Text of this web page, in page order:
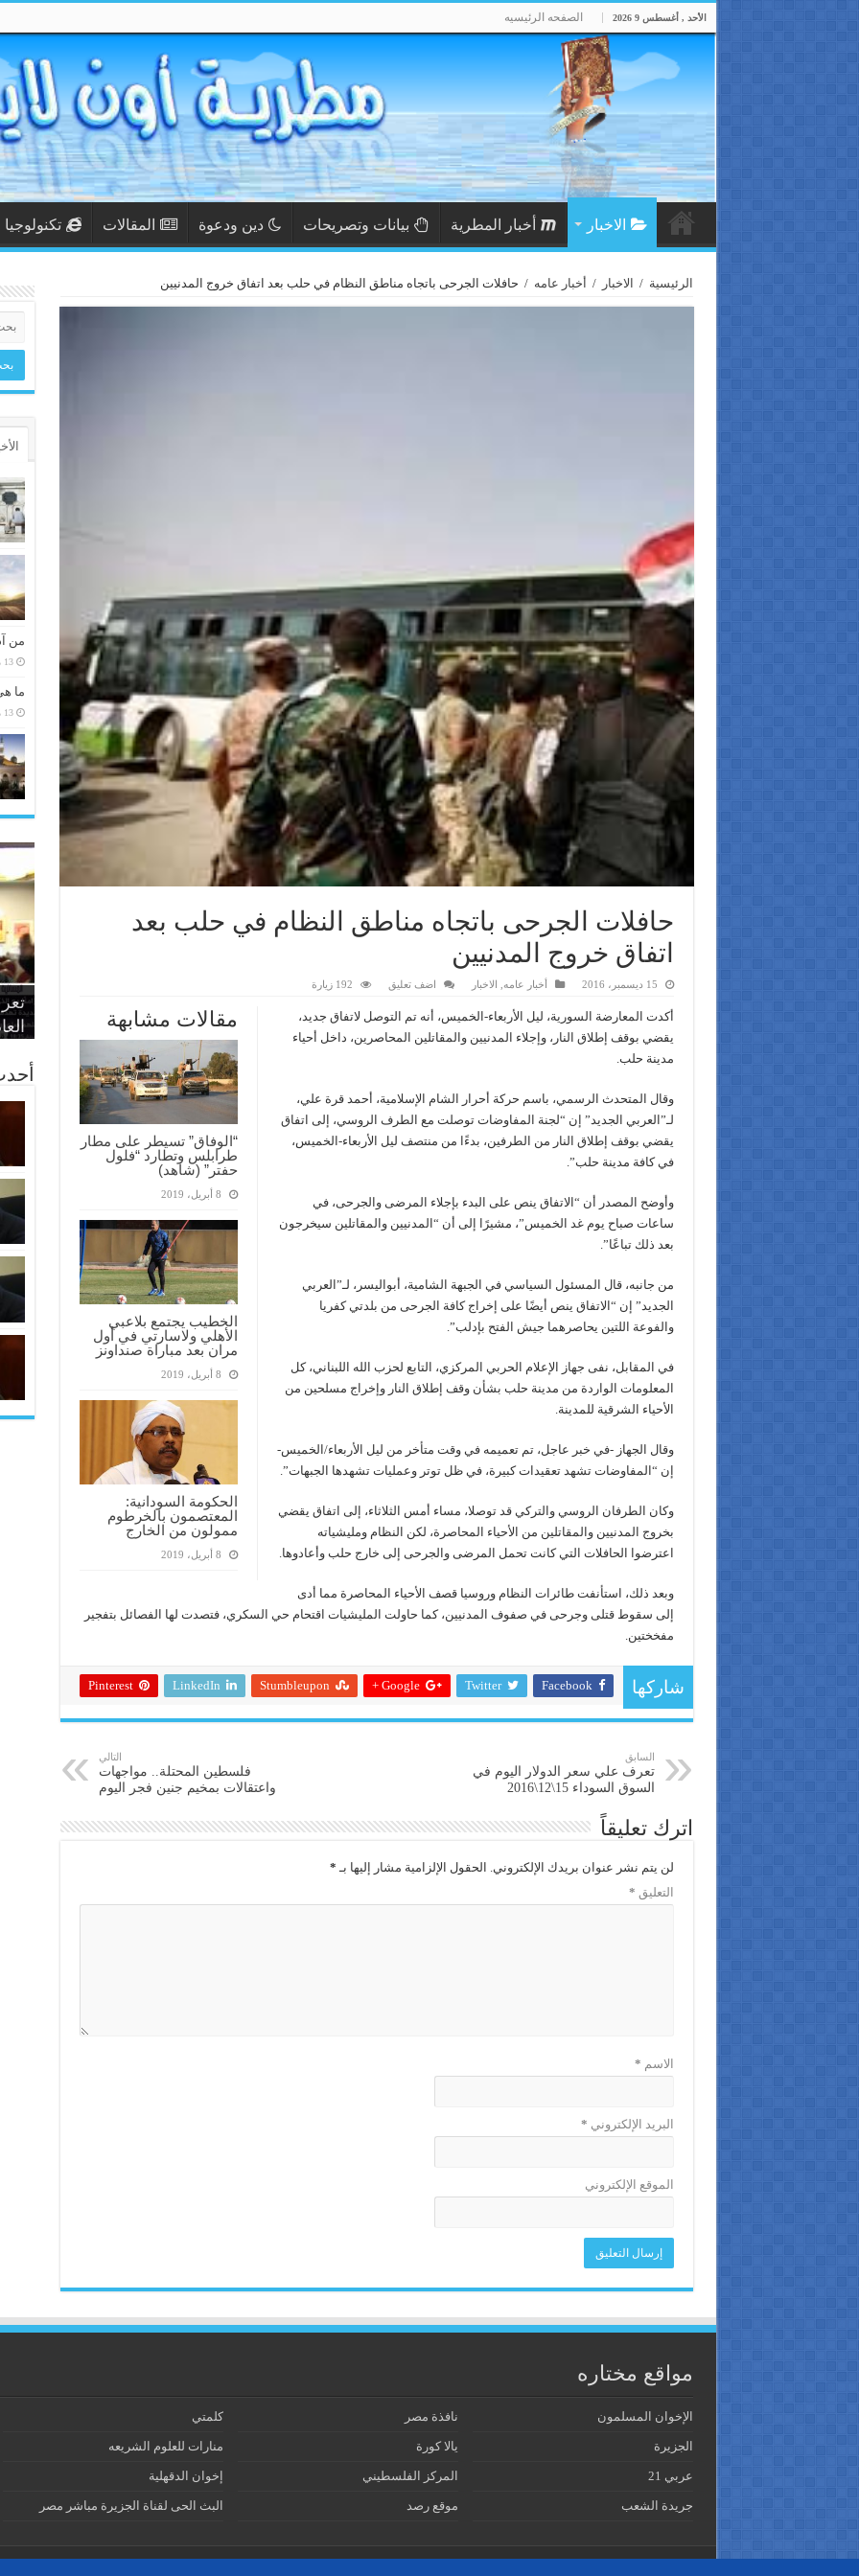
الأحد , أغسطس 9 2026 الصفحه الرئيسيه
الاخبار أخبار المطرية بيانات وتصريحات دين ودعوة المقالات تكنولوجيا
الرئيسية / الاخبار / أخبار عامه / حافلات الجرحى باتجاه مناطق النظام في حلب بعد اتفاق خروج المدنيين
حافلات الجرحى باتجاه مناطق النظام في حلب بعد
اتفاق خروج المدنيين
15 ديسمبر، 2016 أخبار عامه الاخبار اضف تعليق 192 زيارة
مقالات مشابهة
“الوفاق” تسيطر على مطار
طرابلس وتطارد “فلول
حفتر” (شاهد)
8 أبريل، 2019
الخطيب يجتمع بلاعبي
الأهلي ولاسارتي في أول
مران بعد مباراة صنداونز
8 أبريل، 2019
الحكومة السودانية:
المعتصمون بالخرطوم
ممولون من الخارج
8 أبريل، 2019
أكدت المعارضة السورية، ليل الأربعاء-الخميس، أنه تم التوصل لاتفاق جديد،
يقضي بوقف إطلاق النار، وإجلاء المدنيين والمقاتلين المحاصرين، داخل أحياء
مدينة حلب.
وقال المتحدث الرسمي، باسم حركة أحرار الشام الإسلامية، أحمد قرة علي،
لـ”العربي الجديد” إن “لجنة المفاوضات توصلت مع الطرف الروسي، إلى اتفاق
يقضي بوقف إطلاق النار من الطرفين، بدءًا من منتصف ليل الأربعاء-الخميس،
في كافة مدينة حلب”.
وأوضح المصدر أن “الاتفاق ينص على البدء بإجلاء المرضى والجرحى، في
ساعات صباح يوم غد الخميس”، مشيرًا إلى أن “المدنيين والمقاتلين سيخرجون
بعد ذلك تباعًا”.
من جانبه، قال المسئول السياسي في الجبهة الشامية، أبواليسر، لـ”العربي
الجديد” إن “الاتفاق ينص أيضًا على إخراج كافة الجرحى من بلدتي كفريا
والفوعة اللتين يحاصرهما جيش الفتح بإدلب”.
في المقابل، نفى جهاز الإعلام الحربي المركزي، التابع لحزب الله اللبناني، كل
المعلومات الواردة من مدينة حلب بشأن وقف إطلاق النار وإخراج مسلحين من
الأحياء الشرقية للمدينة.
وقال الجهاز -في خبر عاجل، تم تعميمه في وقت متأخر من ليل الأربعاء/الخميس-
إن “المفاوضات تشهد تعقيدات كبيرة، في ظل توتر وعمليات تشهدها الجبهات”.
وكان الطرفان الروسي والتركي قد توصلا، مساء أمس الثلاثاء، إلى اتفاق يقضي
بخروج المدنيين والمقاتلين من الأحياء المحاصرة، لكن النظام ومليشياته
اعترضوا الحافلات التي كانت تحمل المرضى والجرحى إلى خارج حلب وأعادوها.
وبعد ذلك، استأنفت طائرات النظام وروسيا قصف الأحياء المحاصرة مما أدى
إلى سقوط قتلى وجرحى في صفوف المدنيين، كما حاولت المليشيات اقتحام حي السكري، فتصدت لها الفصائل بتفجير
مفخختين.
شاركها Facebook
Twitter
Google +
Stumbleupon
LinkedIn
Pinterest
السابق
تعرف علي سعر الدولار اليوم في
السوق السوداء 15\12\2016
التالي
فلسطين المحتلة.. مواجهات
واعتقالات بمخيم جنين فجر اليوم
اترك تعليقاً
لن يتم نشر عنوان بريدك الإلكتروني. الحقول الإلزامية مشار إليها بـ *
التعليق *
الاسم *
البريد الإلكتروني *
الموقع الإلكتروني
من
13 مارس، 2026
ما
13 مارس، 2026
مواقع مختاره
الإخوان المسلمون نافذة مصر كلمتي
الجزيرة يالا كورة منارات للعلوم الشريعه
عربي 21 المركز الفلسطيني إخوان الدقهلية
جريدة الشعب موقع رصد البث الحى لقناة الجزيرة مباشر مصر